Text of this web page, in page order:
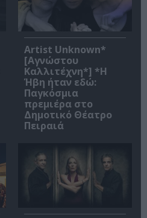
Artist Unknown*
[Αγνώστου
Καλλιτέχνη*] *Η
Ήβη ήταν εδώ:
Παγκόσμια
πρεμιέρα στο
Δημοτικό Θέατρο
Πειραιά